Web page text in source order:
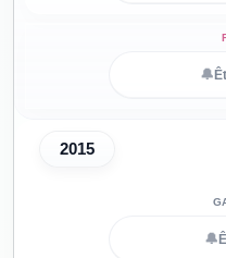
🔔
2015
🔔